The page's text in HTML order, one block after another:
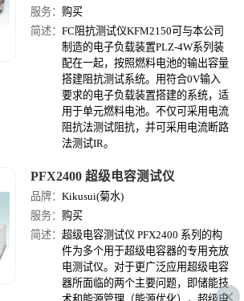
服务： 购买
简述：FC阻抗测试仪KFM2150可与本公司
制造的电子负载装置PLZ-4W系列装
配在一起，按照燃料电池的输出容量
搭建阻抗测试系统。用符合0V输入
要求的电子负载装置搭建的系统，适
用于单元燃料电池。不仅可采用电流
阻抗法测试阻抗，并可采用电流断路
法测试IR。
PFX2400 超级电容测试仪
品牌：Kikusui(菊水)
服务： 购买
简述：超级电容测试仪 PFX2400 系列的构
件为多个用于超级电容器的专用充放
电测试仪。对于更广泛应用超级电容
器所面临的两个主要问题，即储能技